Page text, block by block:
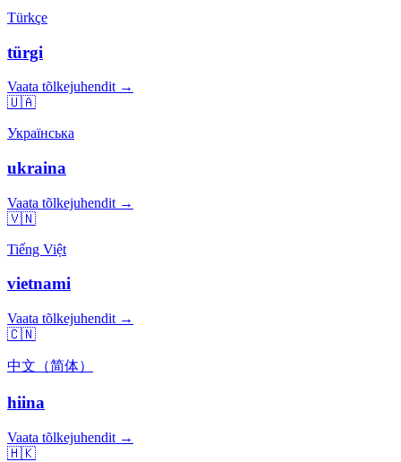
Türkçe
türgi
Vaata tõlkejuhendit →
🇺🇦
Українська
ukraina
Vaata tõlkejuhendit →
🇻🇳
Tiếng Việt
vietnami
Vaata tõlkejuhendit →
🇨🇳
中文（简体）
hiina
Vaata tõlkejuhendit →
🇭🇰